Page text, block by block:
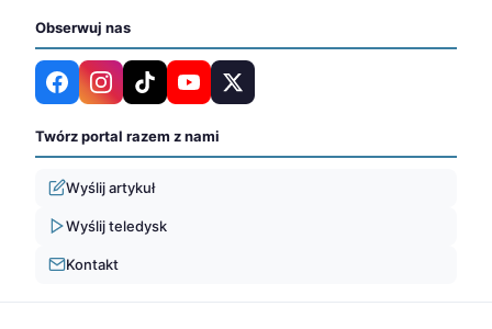
Obserwuj nas
Twórz portal razem z nami
Wyślij artykuł
Wyślij teledysk
Kontakt